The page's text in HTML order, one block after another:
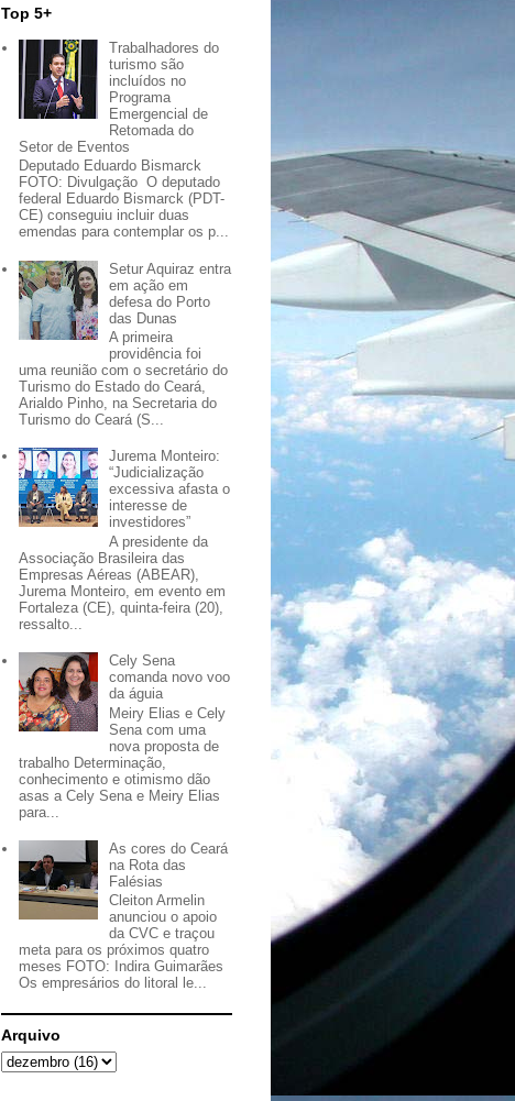
Top 5+
Trabalhadores do
turismo são
incluídos no
Programa
Emergencial de
Retomada do
Setor de Eventos
Deputado Eduardo Bismarck
FOTO: Divulgação O deputado
federal Eduardo Bismarck (PDT-
CE) conseguiu incluir duas
emendas para contemplar os p...
Setur Aquiraz entra
em ação em
defesa do Porto
das Dunas
A primeira
providência foi
uma reunião com o secretário do
Turismo do Estado do Ceará,
Arialdo Pinho, na Secretaria do
Turismo do Ceará (S...
Jurema Monteiro:
“Judicialização
excessiva afasta o
interesse de
investidores”
A presidente da
Associação Brasileira das
Empresas Aéreas (ABEAR),
Jurema Monteiro, em evento em
Fortaleza (CE), quinta-feira (20),
ressalto...
Cely Sena
comanda novo voo
da águia
Meiry Elias e Cely
Sena com uma
nova proposta de
trabalho Determinação,
conhecimento e otimismo dão
asas a Cely Sena e Meiry Elias
para...
As cores do Ceará
na Rota das
Falésias
Cleiton Armelin
anunciou o apoio
da CVC e traçou
meta para os próximos quatro
meses FOTO: Indira Guimarães
Os empresários do litoral le...
Arquivo